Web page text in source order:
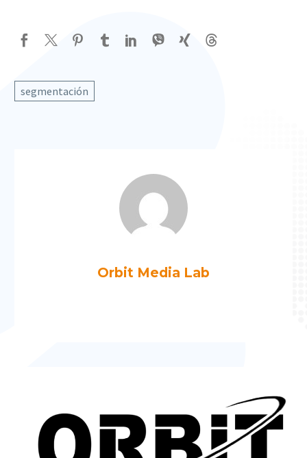
segmentación
Orbit Media Lab